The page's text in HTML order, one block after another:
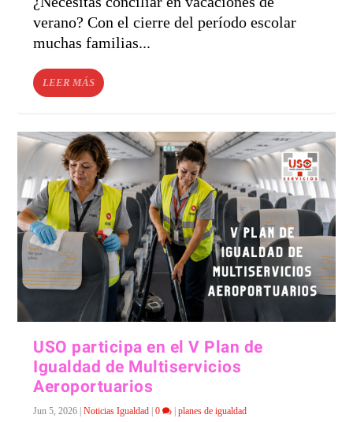
verano? Con el cierre del período escolar
muchas familias...
LEER MÁS
USO participa en el V Plan de
Igualdad de Multiservicios
Aeroportuarios
Jun 5, 2026 |Noticias Igualdad |0 |planes de igualdad